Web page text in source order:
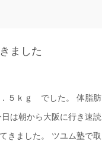
ました
５ｋｇ でした。 体脂肪
は朝から大阪に行き速読
きました。 ツユム塾で取